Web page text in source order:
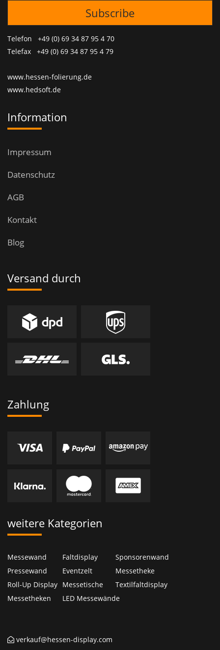
Telefon +49 (0) 69 34 87 95 4 70
Telefax +49 (0) 69 34 87 95 4 79
www.hessen-folierung.de
www.hedsoft.de
Information
Impressum
Datenschutz
AGB
Kontakt
Blog
Versand durch
Zahlung
weitere Kategorien
Messewand Faltdisplay
Sponsorenwand
Pressewand
Eventzelt
Messetheke
Roll-Up Display Messetische
Textilfaltdisplay
Messetheken
LED Messewände
verkauf@hessen-display.com